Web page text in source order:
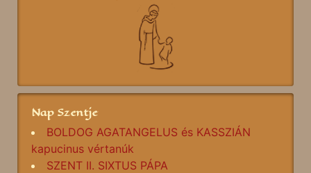
Nap Szentje
BOLDOG AGATANGELUS és KASSZIÁN
kapucinus vértanúk
SZENT II. SIXTUS PÁPA